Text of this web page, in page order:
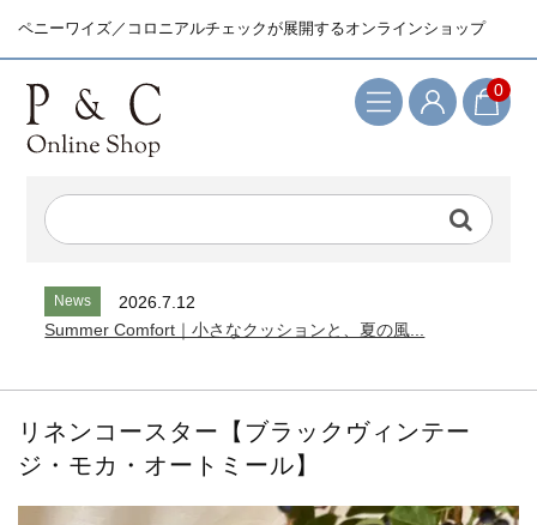
ペニーワイズ／コロニアルチェックが展開するオンラインショップ
0
検索キーワード
News
2026.7.12
Summer Comfort｜小さなクッションと、夏の風...
リネンコースター【ブラックヴィンテー
ジ・モカ・オートミール】